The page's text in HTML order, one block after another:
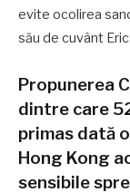
evite ocolirea
său de cuvânt
Propunerea
dintre care
primas dată
Hong Kong
sensibile